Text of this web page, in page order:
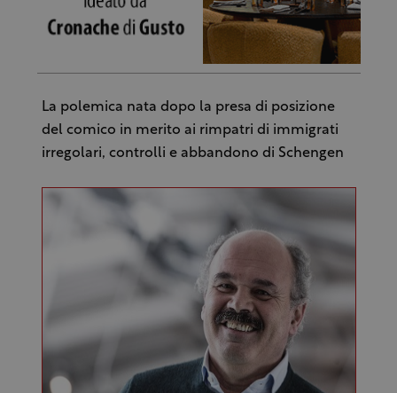
La polemica nata dopo la presa di posizione
del comico in merito ai rimpatri di immigrati
irregolari, controlli e abbandono di Schengen